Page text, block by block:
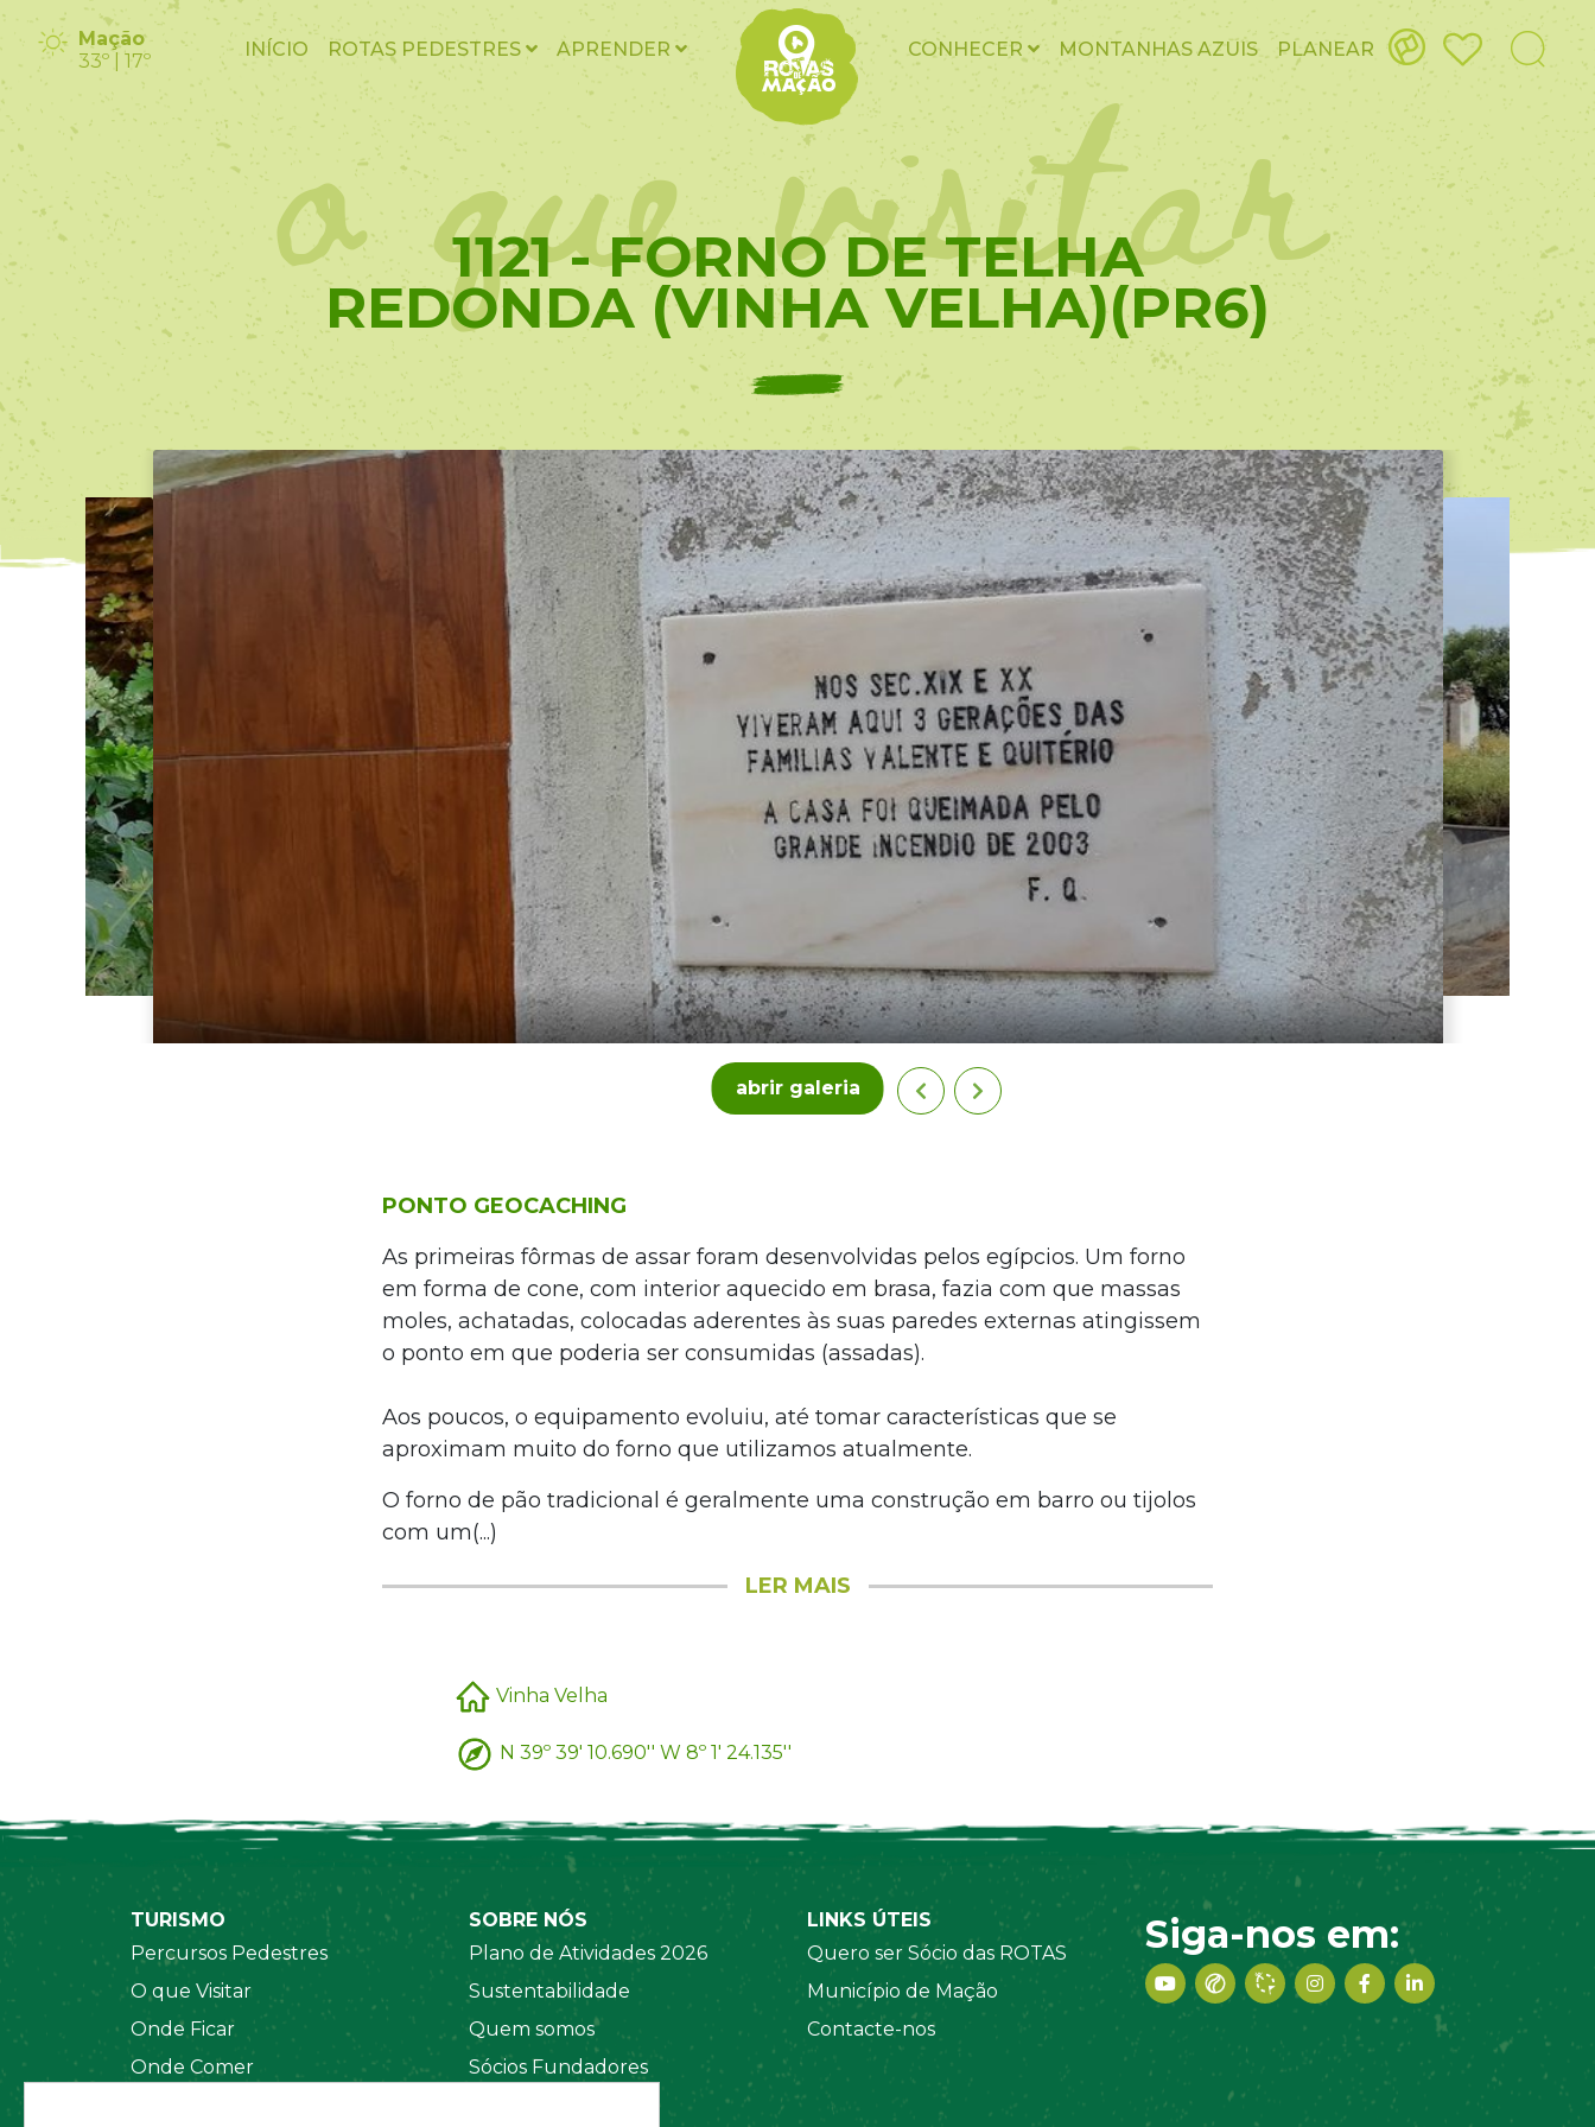
Mação
33º | 17º
INÍCIO ROTAS PEDESTRES APRENDER CONHECER MONTANHAS AZUIS PLANEAR
o que visitar
1121 - FORNO DE TELHA
REDONDA (VINHA VELHA)(PR6)
abrir galeria
PONTO GEOCACHING
As primeiras fôrmas de assar foram desenvolvidas pelos egípcios. Um forno
em forma de cone, com interior aquecido em brasa, fazia com que massas
moles, achatadas, colocadas aderentes às suas paredes externas atingissem
o ponto em que poderia ser consumidas (assadas).
Aos poucos, o equipamento evoluiu, até tomar características que se
aproximam muito do forno que utilizamos atualmente.
O forno de pão tradicional é geralmente uma construção em barro ou tijolos
com um(...)
LER MAIS
Vinha Velha
N 39º 39' 10.690'' W 8º 1' 24.135''
TURISMO
Percursos Pedestres
O que Visitar
Onde Ficar
Onde Comer
SOBRE NÓS
Plano de Atividades 2026
Sustentabilidade
Quem somos
Sócios Fundadores
LINKS ÚTEIS
Quero ser Sócio das ROTAS
Município de Mação
Contacte-nos
Siga-nos em: